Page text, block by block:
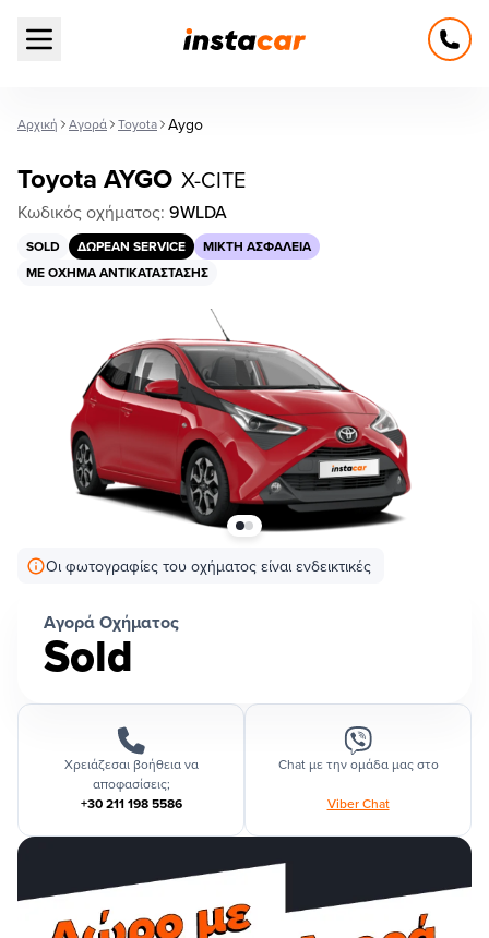
Open main menu
Αρχική Αγορά Toyota Aygo
Toyota AYGO X-CITE
Κωδικός οχήματος: 9WLDA
SOLD ΔΩΡΕΆΝ SERVICE
ΜΙΚΤΉ ΑΣΦΆΛΕΙΑ
ΜΕ ΌΧΗΜΑ ΑΝΤΙΚΑΤΆΣΤΑΣΗΣ
Οι φωτογραφίες του οχήματος είναι ενδεικτικές
Αγορά Οχήματος
Sold
Χρειάζεσαι βοήθεια να
αποφασίσεις;
+30 211 198 5586
Chat με την ομάδα μας στο
Viber Chat